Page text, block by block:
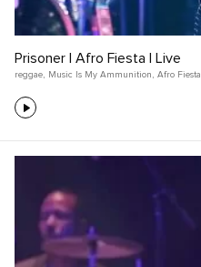
Prisoner | Afro Fiesta | Live
reggae, Music Is My Ammunition , Afro Fiesta